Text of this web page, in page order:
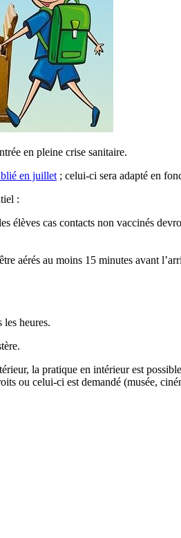
en pleine crise sanitaire.
en juillet ; celui-ci sera adapté en
:
élèves cas contacts non vaccinés
aérés au moins 15 minutes avant
heures.
la pratique en intérieur est
ou celui-ci est demandé (musée,